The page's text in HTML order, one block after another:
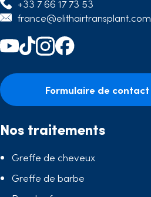
+33 7 66 17 73 53
france@elithairtransplant.com
Formulaire de contact
Nos traitements
Greffe de cheveux
Greffe de barbe